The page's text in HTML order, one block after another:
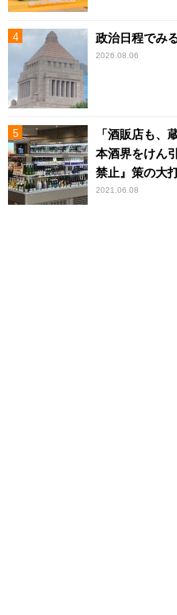
政治日程でみ
2026.08.06
「酒販店も、
本酒界をけん
禁止』策の大
2021.06.08